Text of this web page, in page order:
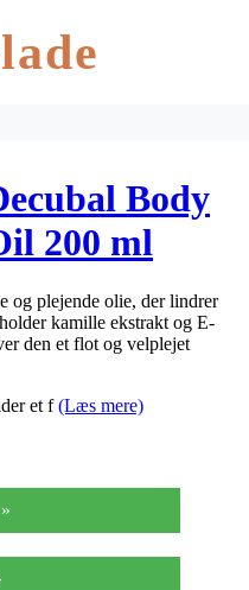
Body
200 ml
og plejende olie, der lindrer
kamille ekstrakt og E-
den et flot og velplejet
et f(Læs mere)